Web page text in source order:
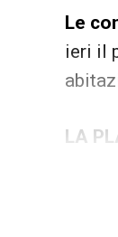
Le
ieri il
LA